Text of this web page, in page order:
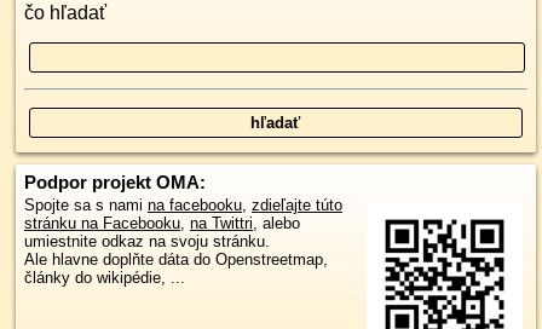
čo hľadať
Podpor projekt OMA:
Spojte sa s nami na facebooku, zdieľajte túto
stránku na Facebooku, na Twittri, alebo
umiestnite odkaz na svoju stránku.
Ale hlavne doplňte dáta do Openstreetmap,
články do wikipédie, ...